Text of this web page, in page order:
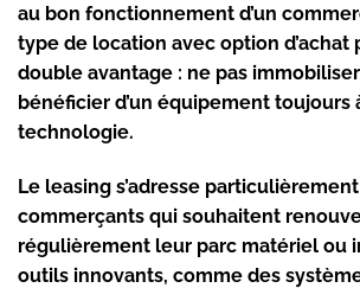
au bon fonctionnement d’un
type de location avec option d’achat
double avantage : ne pas
bénéficier d’un équipement toujours
technologie.
Le leasing s’adresse
commerçants qui souhaitent
régulièrement leur parc matériel ou
outils innovants, comme des